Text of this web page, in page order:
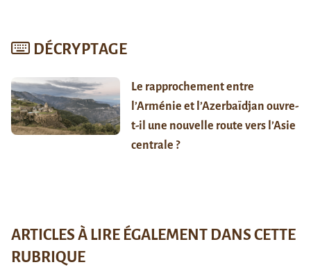
DÉCRYPTAGE
Le rapprochement entre
l’Arménie et l’Azerbaïdjan ouvre-
t-il une nouvelle route vers l’Asie
centrale ?
ARTICLES À LIRE ÉGALEMENT DANS CETTE
RUBRIQUE